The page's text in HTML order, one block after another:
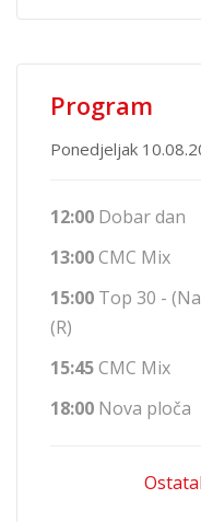
Program
Ponedjeljak
12:00 Dobar dan
13:00CMC Mix
15:00 Top 30 -
(R)
15:45CMC Mix
18:00 Nova ploča